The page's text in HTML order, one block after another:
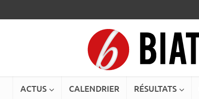
ACTUS CALENDRIER RÉSULTATS